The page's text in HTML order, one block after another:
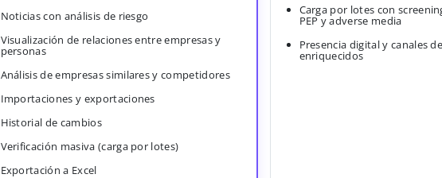
Noticias con análisis de riesgo
Visualización de relaciones entre empresas y
personas
Análisis de empresas similares y competidores
Importaciones y exportaciones
Historial de cambios
Verificación masiva (carga por lotes)
Exportación a Excel
Carga por lotes con
PEP y adverse media
Presencia digital y canales
enriquecidos